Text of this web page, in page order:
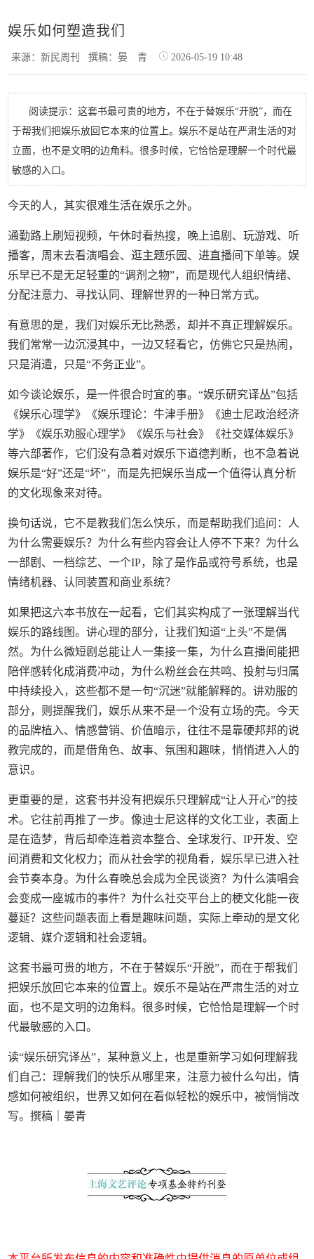
娱乐如何塑造我们
来源：新民周刊撰稿：晏 青 2026-05-19 10:48
阅读提示：这套书最可贵的地方，不在于替娱乐“开脱”，而在
于帮我们把娱乐放回它本来的位置上。娱乐不是站在严肃生活的对
立面，也不是文明的边角料。很多时候，它恰恰是理解一个时代最
敏感的入口。
今天的人，其实很难生活在娱乐之外。
通勤路上刷短视频，午休时看热搜，晚上追剧、玩游戏、听
播客，周末去看演唱会、逛主题乐园、进直播间下单等。娱
乐早已不是无足轻重的“调剂之物”，而是现代人组织情绪、
分配注意力、寻找认同、理解世界的一种日常方式。
有意思的是，我们对娱乐无比熟悉，却并不真正理解娱乐。
我们常常一边沉浸其中，一边又轻看它，仿佛它只是热闹，
只是消遣，只是“不务正业”。
如今谈论娱乐，是一件很合时宜的事。“娱乐研究译丛”包括
《娱乐心理学》《娱乐理论：牛津手册》《迪士尼政治经济
学》《娱乐劝服心理学》《娱乐与社会》《社交媒体娱乐》
等六部著作，它们没有急着对娱乐下道德判断，也不急着说
娱乐是“好”还是“坏”，而是先把娱乐当成一个值得认真分析
的文化现象来对待。
换句话说，它不是教我们怎么快乐，而是帮助我们追问：人
为什么需要娱乐？为什么有些内容会让人停不下来？为什么
一部剧、一档综艺、一个IP，除了是作品或符号系统，也是
情绪机器、认同装置和商业系统？
如果把这六本书放在一起看，它们其实构成了一张理解当代
娱乐的路线图。讲心理的部分，让我们知道“上头”不是偶
然。为什么微短剧总能让人一集接一集，为什么直播间能把
陪伴感转化成消费冲动，为什么粉丝会在共鸣、投射与归属
中持续投入，这些都不是一句“沉迷”就能解释的。讲劝服的
部分，则提醒我们，娱乐从来不是一个没有立场的壳。今天
的品牌植入、情感营销、价值暗示，往往不是靠硬邦邦的说
教完成的，而是借角色、故事、氛围和趣味，悄悄进入人的
意识。
更重要的是，这套书并没有把娱乐只理解成“让人开心”的技
术。它往前再推了一步。像迪士尼这样的文化工业，表面上
是在造梦，背后却牵连着资本整合、全球发行、IP开发、空
间消费和文化权力；而从社会学的视角看，娱乐早已进入社
会节奏本身。为什么春晚总会成为全民谈资？为什么演唱会
会变成一座城市的事件？为什么社交平台上的梗文化能一夜
蔓延？这些问题表面上看是趣味问题，实际上牵动的是文化
逻辑、媒介逻辑和社会逻辑。
这套书最可贵的地方，不在于替娱乐“开脱”，而在于帮我们
把娱乐放回它本来的位置上。娱乐不是站在严肃生活的对立
面，也不是文明的边角料。很多时候，它恰恰是理解一个时
代最敏感的入口。
读“娱乐研究译丛”，某种意义上，也是重新学习如何理解我
们自己：理解我们的快乐从哪里来，注意力被什么勾出，情
感如何被组织，世界又如何在看似轻松的娱乐中，被悄悄改
写。撰稿｜晏青